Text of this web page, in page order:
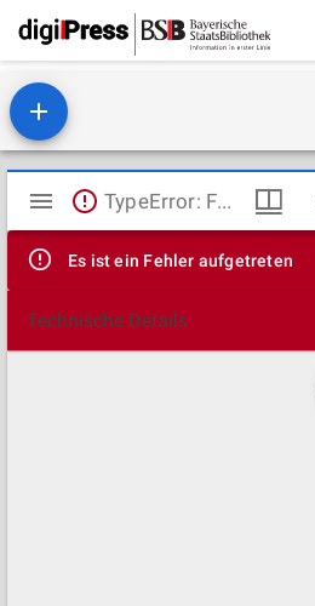
Mirador
Viewer
TypeError: Failed to fetch
Es ist ein Fehler aufgetreten
Technische Details